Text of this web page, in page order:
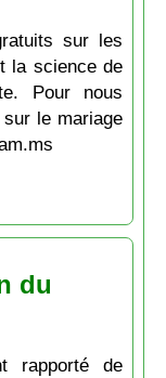
sur les
la science de
Pour nous
le mariage
du
rapporté de